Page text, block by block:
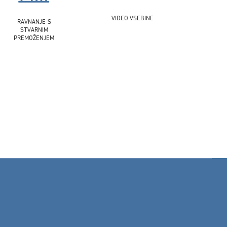
RAVNANJE S
STVARNIM
PREMOŽENJEM
VIDEO VSEBINE